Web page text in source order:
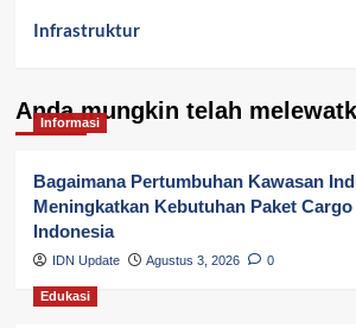
Infrastruktur
Kepegawaian & ASN Banyuasin
Kesehatan
Keuangan
Lalu Lintas
Anda mungkin telah
Informasi
Bagaimana Pertumbuhan Kawasan
Meningkatkan Kebutuhan Paket
Indonesia
IDN Update Agustus 3, 2026 0
Edukasi